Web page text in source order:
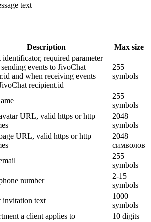
text
Description Max size
identificator, required parameter
events to JivoChat
and when receiving events
recipient.id
255
symbols
255
symbols
URL, valid https or http
2048
symbols
URL, valid https or http
2048
символов
255
symbols
number
2-15
symbols
invitation text
1000
symbols
a client applies to
10 digits